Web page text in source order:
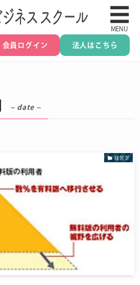
会員ログイン 法人はこちら
☰
MENU
– date –
経営学